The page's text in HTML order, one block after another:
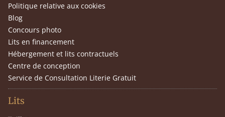
Politique relative aux cookies
Blog
Concours photo
Lits en financement
Hébergement et lits contractuels
Centre de conception
Service de Consultation Literie Gratuit
Lits